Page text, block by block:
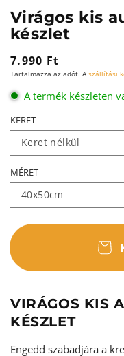
Virágos kis
készlet
Normál
ár
7.990 Ft
Tartalmazza az adót. A szállítási
A termék készleten
KERET
MÉRET
VIRÁGOS KIS
KÉSZLET
Engedd szabadjára a